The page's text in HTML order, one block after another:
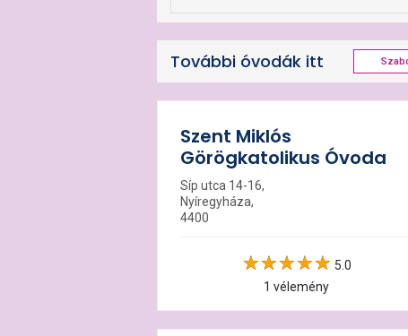
További óvodák itt
Szent Miklós
Görögkatolikus Óvoda
Síp utca 14-16,
Nyíregyháza,
4400
5.0
1 vélemény